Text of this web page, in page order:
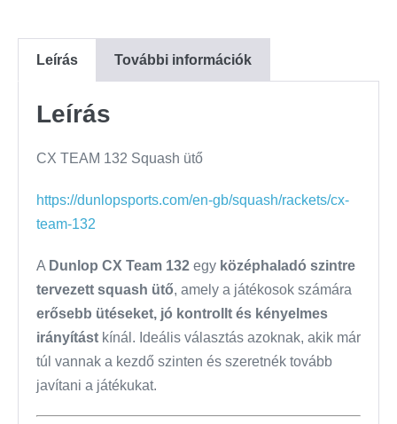
Leírás További információk
Leírás
CX TEAM 132 Squash ütő
https://dunlopsports.com/en-gb/squash/rackets/cx-
team-132
A Dunlop CX Team 132 egy középhaladó szintre
tervezett squash ütő, amely a játékosok számára
erősebb ütéseket, jó kontrollt és kényelmes
irányítást kínál. Ideális választás azoknak, akik már
túl vannak a kezdő szinten és szeretnék tovább
javítani a játékukat.